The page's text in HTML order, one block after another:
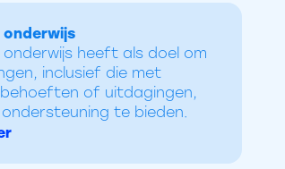
onderwijs heeft als doel om
inclusief die met
of uitdagingen,
te bieden.